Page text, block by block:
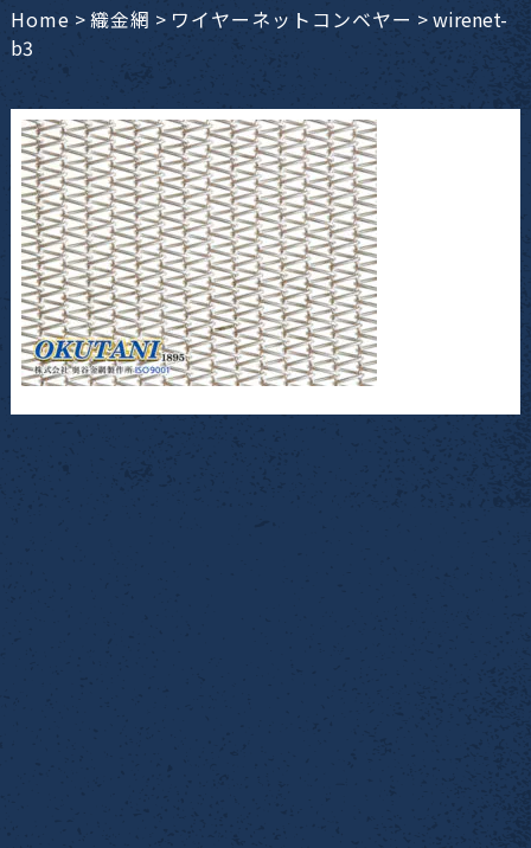
Home >織金網 > ワイヤーネットコンベヤー >wirenet-
b3